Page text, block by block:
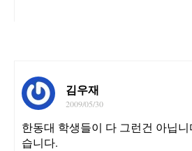
김우재
2009/05/30
한동대 학생들이 다 그런건 아닙
습니다.